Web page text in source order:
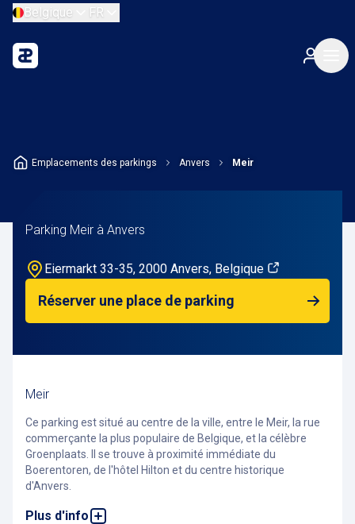
Belgique FR
Emplacements des parkings Anvers Meir
Parking Meir à Anvers
Eiermarkt 33-35, 2000 Anvers, Belgique
Réserver une place de parking
Meir
Ce parking est situé au centre de la ville, entre le Meir, la rue
commerçante la plus populaire de Belgique, et la célèbre
Groenplaats. Il se trouve à proximité immédiate du
Boerentoren, de l'hôtel Hilton et du centre historique
d'Anvers.
Plus d'info
Découvrez notre